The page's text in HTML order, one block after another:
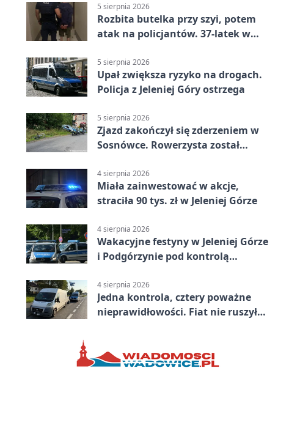
5 sierpnia 2026
Rozbita butelka przy szyi, potem
atak na policjantów. 37-latek w
5 sierpnia 2026
Upał zwiększa ryzyko na drogach.
Policja z Jeleniej Góry ostrzega
5 sierpnia 2026
Zjazd zakończył się zderzeniem w
Sosnówce. Rowerzysta został
4 sierpnia 2026
Miała zainwestować w akcje,
straciła 90 tys. zł w Jeleniej Górze
4 sierpnia 2026
Wakacyjne festyny w Jeleniej Górze
i Podgórzynie pod kontrolą
4 sierpnia 2026
Jedna kontrola, cztery poważne
nieprawidłowości. Fiat nie ruszył